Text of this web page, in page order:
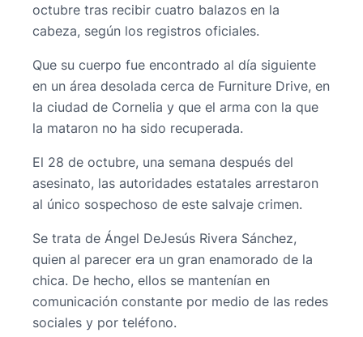
octubre tras recibir cuatro balazos en la
cabeza, según los registros oficiales.
Que su cuerpo fue encontrado al día siguiente
en un área desolada cerca de Furniture Drive, en
la ciudad de Cornelia y que el arma con la que
la mataron no ha sido recuperada.
El 28 de octubre, una semana después del
asesinato, las autoridades estatales arrestaron
al único sospechoso de este salvaje crimen.
Se trata de Ángel DeJesús Rivera Sánchez,
quien al parecer era un gran enamorado de la
chica. De hecho, ellos se mantenían en
comunicación constante por medio de las redes
sociales y por teléfono.